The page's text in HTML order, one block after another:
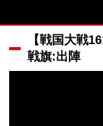
【戦国大戦
戦旗:出陣